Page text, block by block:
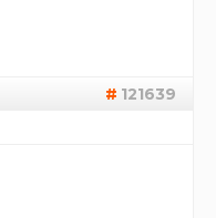
121639